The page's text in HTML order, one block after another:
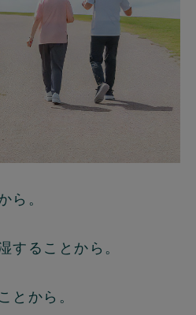
ら。
することから。
とから。